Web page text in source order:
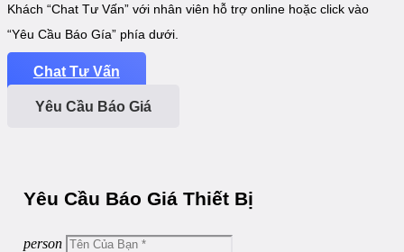
Khách “Chat Tư Vấn” với nhân viên hỗ trợ online hoặc click vào
“Yêu Cầu Báo Gía” phía dưới.
Chat Tư Vấn
Yêu Cầu Báo Giá
Yêu Cầu Báo Giá Thiết Bị
person